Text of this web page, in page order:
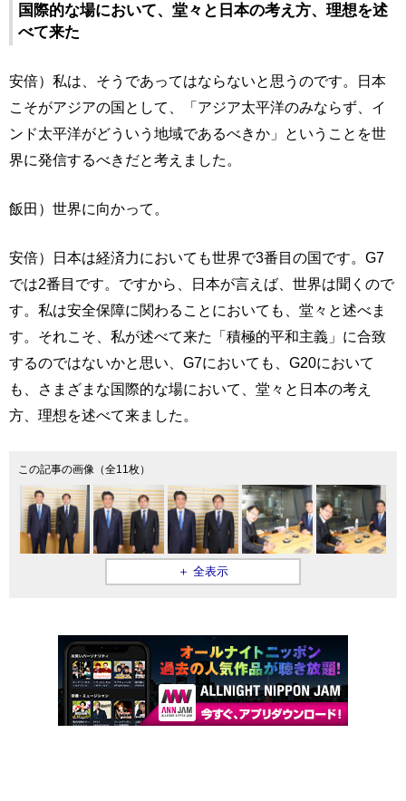
国際的な場において、堂々と日本の考え方、理想を述
べて来た
安倍）私は、そうであってはならないと思うのです。日本
こそがアジアの国として、「アジア太平洋のみならず、イ
ンド太平洋がどういう地域であるべきか」ということを世
界に発信するべきだと考えました。
飯田）世界に向かって。
安倍）日本は経済力においても世界で3番目の国です。G7
では2番目です。ですから、日本が言えば、世界は聞くので
す。私は安全保障に関わることにおいても、堂々と述べま
す。それこそ、私が述べて来た「積極的平和主義」に合致
するのではないかと思い、G7においても、G20において
も、さまざまな国際的な場において、堂々と日本の考え
方、理想を述べて来ました。
この記事の画像（全11枚）
＋ 全表示